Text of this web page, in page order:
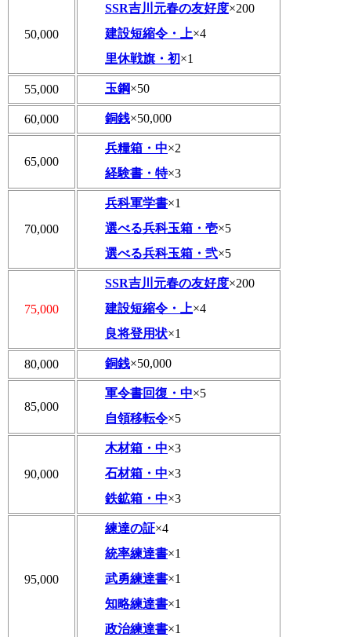
50,000
SSR吉川元春の友好度×200
建設短縮令・上×4
里休戦旗・初×1
55,000 玉鋼×50
60,000 銅銭×50,000
65,000
兵糧箱・中×2
経験書・特×3
70,000
兵科軍学書×1
選べる兵科玉箱・壱×5
選べる兵科玉箱・弐×5
75,000
SSR吉川元春の友好度×200
建設短縮令・上×4
良将登用状×1
80,000 銅銭×50,000
85,000
軍令書回復・中×5
自領移転令×5
90,000
木材箱・中×3
石材箱・中×3
鉄鉱箱・中×3
95,000
練達の証×4
統率練達書×1
武勇練達書×1
知略練達書×1
政治練達書×1